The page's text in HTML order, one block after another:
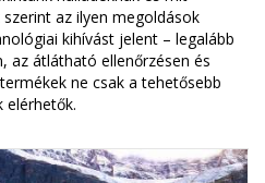
az ilyen megoldások
kihívást jelent – legalább
az átlátható ellenőrzésen és
ne csak a tehetősebb
elérhetők.